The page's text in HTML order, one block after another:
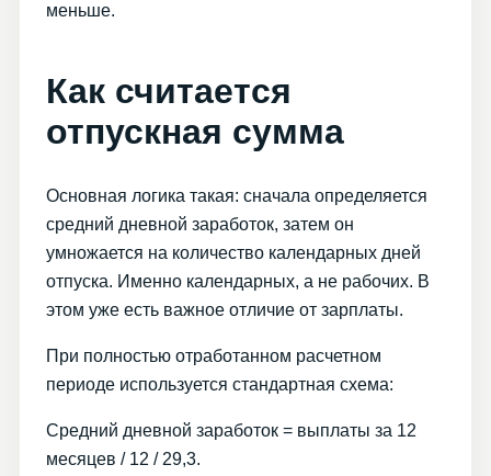
меньше.
Как считается
отпускная сумма
Основная логика такая: сначала определяется
средний дневной заработок, затем он
умножается на количество календарных дней
отпуска. Именно календарных, а не рабочих. В
этом уже есть важное отличие от зарплаты.
При полностью отработанном расчетном
периоде используется стандартная схема:
Средний дневной заработок = выплаты за 12
месяцев / 12 / 29,3.